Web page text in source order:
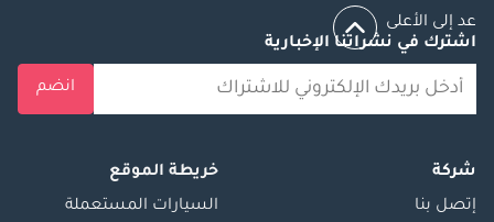
عد إلى الأعلى
اشترك في نشراتنا الإخبارية
انضم
شركة
إتصل بنا
خريطة الموقع
السيارات المستعملة